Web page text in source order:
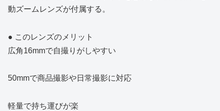
動ズームレンズが付属する。
● このレンズのメリット
広角16mmで自撮りがしやすい
50mmで商品撮影や日常撮影に対応
軽量で持ち運びが楽